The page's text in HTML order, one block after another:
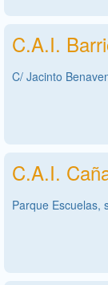
C.A.I.
C/ Jacinto
C.A.I.
Parque Escuelas,